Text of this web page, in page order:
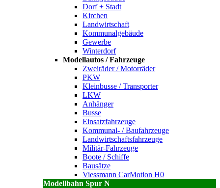
Dorf + Stadt
Kirchen
Landwirtschaft
Kommunalgebäude
Gewerbe
Winterdorf
Modellautos / Fahrzeuge
Zweiräder / Motorräder
PKW
Kleinbusse / Transporter
LKW
Anhänger
Busse
Einsatzfahrzeuge
Kommunal- / Baufahrzeuge
Landwirtschaftsfahrzeuge
Militär-Fahrzeuge
Boote / Schiffe
Bausätze
Viessmann CarMotion H0
Modellbahn Spur N